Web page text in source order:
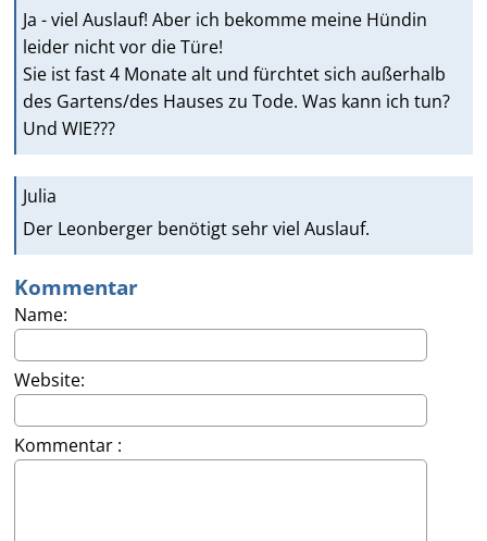
Ja - viel Auslauf! Aber ich bekomme meine Hündin
leider nicht vor die Türe!
Sie ist fast 4 Monate alt und fürchtet sich außerhalb
des Gartens/des Hauses zu Tode. Was kann ich tun?
Und WIE???
Julia
Der Leonberger benötigt sehr viel Auslauf.
Kommentar
Name:
Website:
Kommentar :